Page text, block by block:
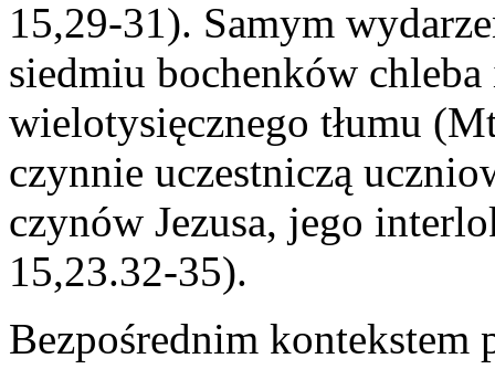
15,29-31). Samym
siedmiu bochenków
wielotysięcznego tłumu
czynnie uczestniczą
czynów Jezusa, jego
15,23.32-35).
Bezpośrednim kontekstem